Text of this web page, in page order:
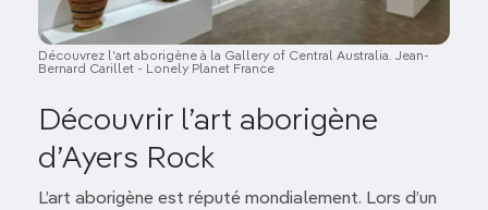
Découvrez l'art aborigène à la Gallery of Central Australia. Jean-
Bernard Carillet - Lonely Planet France
Découvrir l’art aborigène
d’Ayers Rock
L’art aborigène est réputé mondialement. Lors d’un